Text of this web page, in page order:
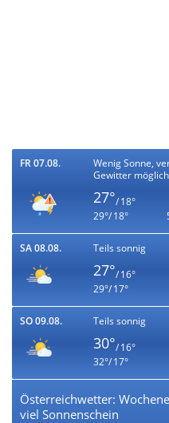
FR 07.08.
Wenig Sonne,
Gewitter möglich
27°/ 18°
29°/ 18°
SA 08.08. Teils sonnig
27°/ 16°
29°/ 17°
SO 09.08. Teils sonnig
30°/ 16°
32°/ 17°
Österreichwetter:
viel Sonnenschein